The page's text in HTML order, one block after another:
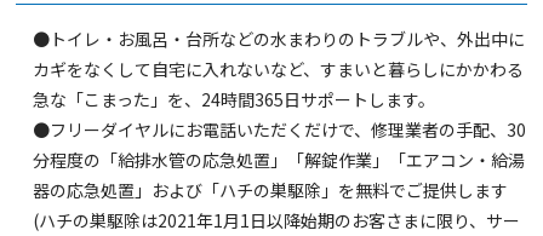
●トイレ・お風呂・台所などの水まわりのトラブルや、外出中に
カギをなくして自宅に入れないなど、すまいと暮らしにかかわる
急な「こまった」を、24時間365日サポートします。
●フリーダイヤルにお電話いただくだけで、修理業者の手配、30
分程度の「給排水管の応急処置」「解錠作業」「エアコン・給湯
器の応急処置」および「ハチの巣駆除」を無料でご提供します
(ハチの巣駆除は2021年1月1日以降始期のお客さまに限り、サー